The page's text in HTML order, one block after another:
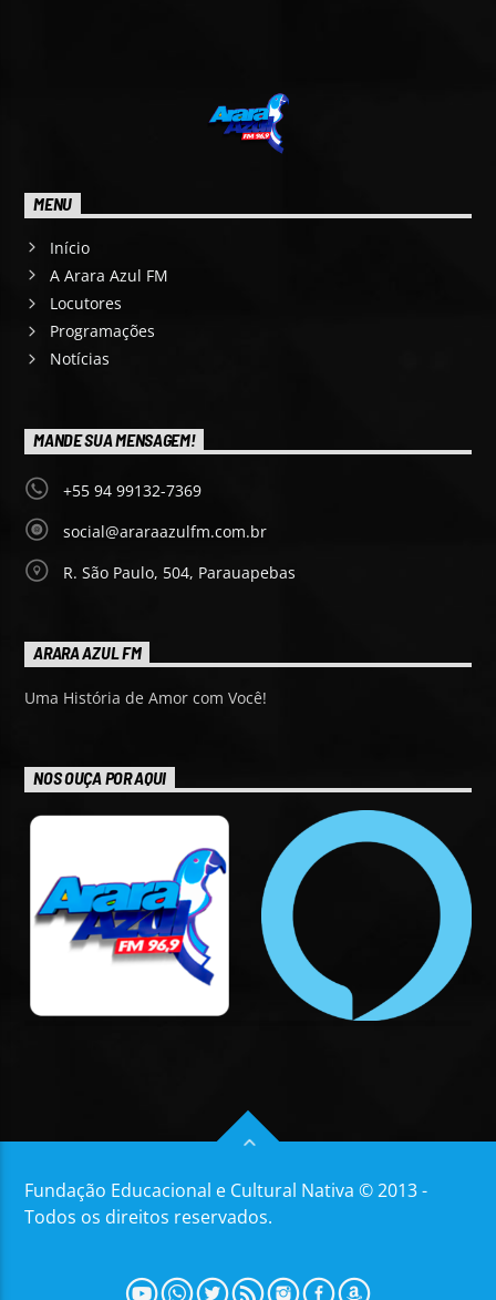
MENU
Início
A Arara Azul FM
Locutores
Programações
Notícias
MANDE SUA MENSAGEM!
+55 94 99132-7369
social@araraazulfm.com.br
R. São Paulo, 504, Parauapebas
ARARA AZUL FM
Uma História de Amor com Você!
NOS OUÇA POR AQUI
Fundação Educacional e Cultural Nativa © 2013 -
Todos os direitos reservados.